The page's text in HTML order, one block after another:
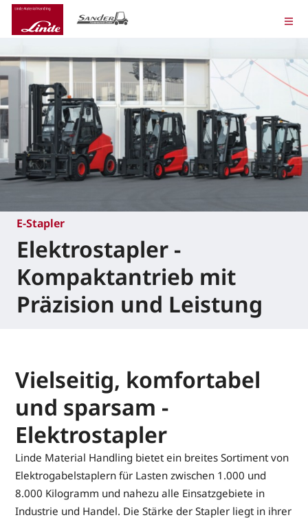
E-Stapler
Elektrostapler -
Kompaktantrieb mit
Präzision und Leistung
Vielseitig, komfortabel
und sparsam -
Elektrostapler
Linde Material Handling bietet ein breites Sortiment von
Elektrogabelstaplern für Lasten zwischen 1.000 und
8.000 Kilogramm und nahezu alle Einsatzgebiete in
Industrie und Handel. Die Stärke der Stapler liegt in ihrer